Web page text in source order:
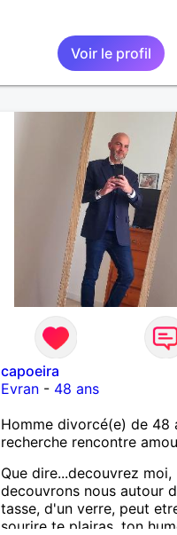
Voir le profil
capoeira
Evran- 48 ans
Homme divorcé(e) de 48
recherche rencontre
Que dire...decouvrez moi,
decouvrons nous autour
tasse, d'un verre, peut
sourire te plairas, ton